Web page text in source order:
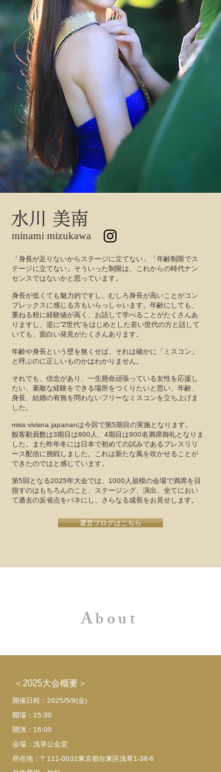
水川 美南​
minami mizukawa
「身長が足りないからステージに立てない」「年齢制限でス
テージに立てない」そういった制限は、これからの時代ナン
センスではないかと思っています。
身長が低くても魅力的ですし、むしろ身長が高いことがコン
プレックスに感じる方もいらっしゃいます。年齢にしても、
重ねる程に経験値が高く、お話して学べることがたくさんあ
りますし、逆に”Z世代”をはじめとした若い世代の方と話して
いても、面白い発見がたくさんあります。
年齢や身長という壁を無くせば、それは確かに「ミスコン」
と呼ぶのに正しいものかはわかりません。
それでも、信念があり、一生懸命頑張っている女性を応援し
たい、素敵な経験をできる場所をつくりたいと思い、年齢、
身長、結婚の有無を問わないフリーなミスコンを立ち上げま
した。
miss vivisna japananは今回で第5期目の実施となります。
観客動員数は3期目は800人、4期目は900名満席御礼となりま
した。また昨年冬には日本で初めての試みであるプレスリリ
ース配信に挑戦しました。これは新たな風を吹かせることが
できたのではと感じています。
第5回となる2025年大会では、1000人規模の会場で満席を目
指すのはもちろんのこと、ステージング、演出、全てにおい
て過去の反省点をバネにし、さらなる成長をお見せします。
運営ブログはこちら
About
＜​2025大会概要＞
開催日程：2025/5/9(金)
開場：15:30
​開演：16:00
会場：浅草公会堂
所在地：〒111-0032東京都台東区浅草1-38-6